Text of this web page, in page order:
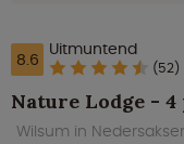
8.6 Uitmuntend
(52)
Nature Lodge - 4
Wilsum in